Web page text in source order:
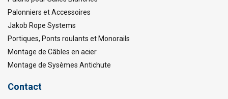
Palonniers et Accessoires
Jakob Rope Systems
Portiques, Ponts roulants et Monorails
Montage de Câbles en acier
Montage de Sysèmes Antichute
Contact